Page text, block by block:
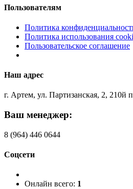
Пользователям
Политика
Политика использования
Пользовательское соглашение
Наш адрес
г. Артем, ул. Партизанская, 2, 210й
Ваш менеджер:
8 (964) 446 0644
Соцсети
Онлайн всего: 1